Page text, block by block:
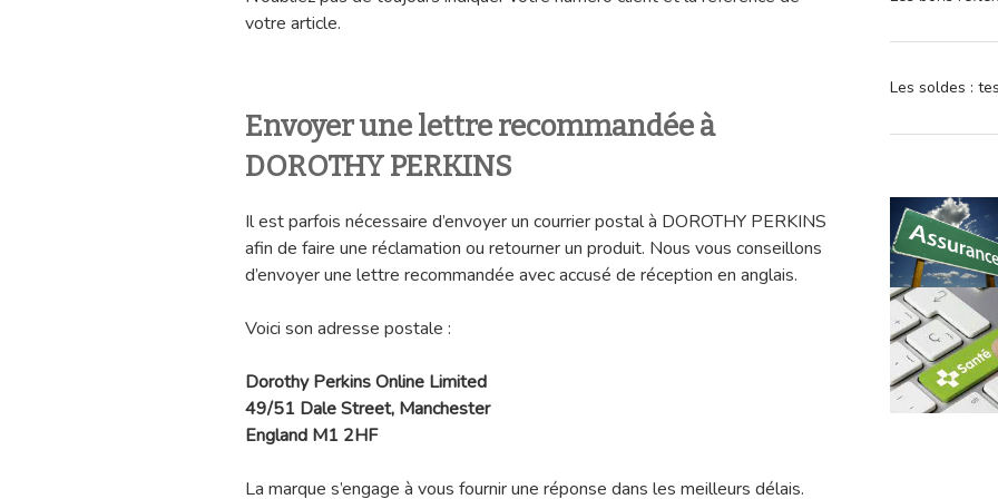
votre article.
Envoyer une lettre recommandée à
DOROTHY PERKINS
Il est parfois nécessaire d’envoyer un courrier postal à DOROTHY PERKINS
afin de faire une réclamation ou retourner un produit. Nous vous conseillons
d’envoyer une lettre recommandée avec accusé de réception en anglais.
Voici son adresse postale :
Dorothy Perkins Online Limited
49/51 Dale Street, Manchester
England M1 2HF
La marque s’engage à vous fournir une réponse dans les meilleurs délais.
Les soldes :